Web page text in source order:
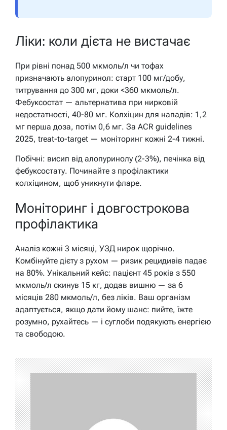
Ліки: коли дієта не вистачає
При рівні понад 500 мкмоль/л чи тофах
призначають алопуринол: старт 100 мг/добу,
титрування до 300 мг, доки <360 мкмоль/л.
Фебуксостат — альтернатива при нирковій
недостатності, 40-80 мг. Колхіцин для нападів: 1,2
мг перша доза, потім 0,6 мг. За ACR guidelines
2025, treat-to-target — моніторинг кожні 2-4 тижні.
Побічні: висип від алопуринолу (2-3%), печінка від
фебуксостату. Починайте з профілактики
колхіцином, щоб уникнути фларе.
Моніторинг і довгострокова
профілактика
Аналіз кожні 3 місяці, УЗД нирок щорічно.
Комбінуйте дієту з рухом — ризик рецидивів падає
на 80%. Унікальний кейс: пацієнт 45 років з 550
мкмоль/л скинув 15 кг, додав вишню — за 6
місяців 280 мкмоль/л, без ліків. Ваш організм
адаптується, якщо дати йому шанс: пийте, їжте
розумно, рухайтесь — і суглоби подякують енергією
та свободою.